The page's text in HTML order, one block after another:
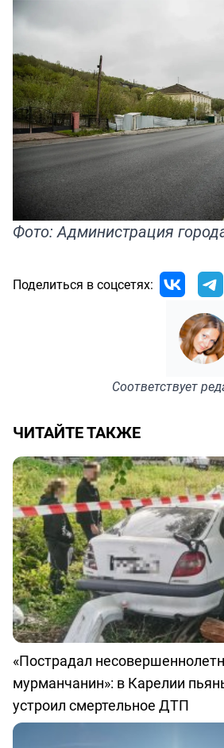
Фото: Администрация
Поделиться в соцсетях:
Соответствует
ЧИТАЙТЕ ТАКЖЕ
«Пострадал
мурманчанин»: в Карелии
устроил смертельное ДТП